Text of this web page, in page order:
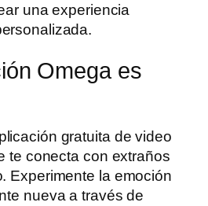
una experiencia
Omega es
gratuita de video
te conecta con extraños
Experimente la emoción
nueva a través de